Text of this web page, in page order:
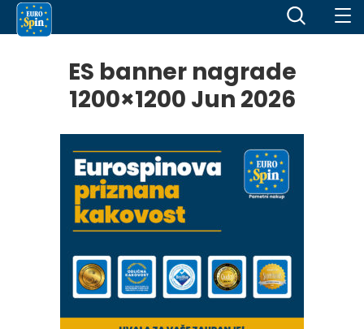
ES banner nagrade
1200×1200 Jun 2026